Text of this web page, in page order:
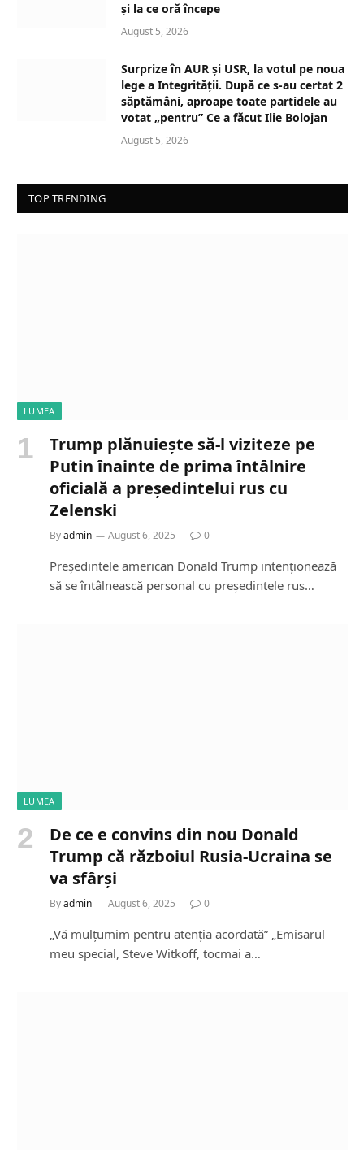
și la ce oră începe
August 5, 2026
Surprize în AUR și USR, la votul pe noua
lege a Integrității. După ce s-au certat 2
săptămâni, aproape toate partidele au
votat „pentru” Ce a făcut Ilie Bolojan
August 5, 2026
TOP TRENDING
LUMEA
Trump plănuiește să-l viziteze pe
Putin înainte de prima întâlnire
oficială a președintelui rus cu
Zelenski
Byadmin August 6, 2025 0
Președintele american Donald Trump intenționează
să se întâlnească personal cu președintele rus…
LUMEA
De ce e convins din nou Donald
Trump că războiul Rusia-Ucraina se
va sfârși
Byadmin August 6, 2025 0
„Vă mulțumim pentru atenția acordată” „Emisarul
meu special, Steve Witkoff, tocmai a…